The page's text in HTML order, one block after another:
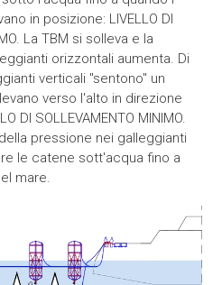
in posizione: LIVELLO DI
La TBM si solleva e la
orizzontali aumenta. Di
verticali "sentono" un
verso l'alto in direzione
DI SOLLEVAMENTO MINIMO.
pressione nei galleggianti
le catene sott'acqua fino a
mare.